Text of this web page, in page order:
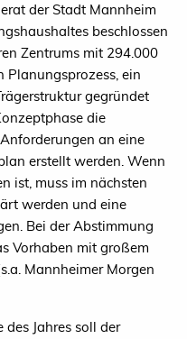
der Stadt Mannheim
beschlossen
Zentrums mit 294.000
Planungsprozess, ein
gegründet
die
an eine
erstellt werden. Wenn
ist, muss im nächsten
werden und eine
Bei der Abstimmung
Vorhaben mit großem
Mannheimer Morgen
Jahres soll der